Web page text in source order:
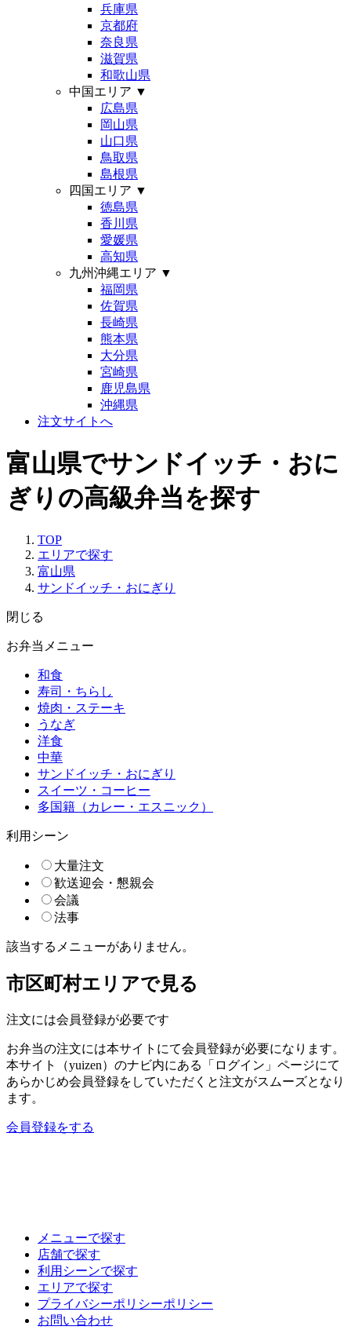
兵庫県
京都府
奈良県
滋賀県
和歌山県
中国エリア ▼
広島県
岡山県
山口県
鳥取県
島根県
四国エリア ▼
徳島県
香川県
愛媛県
高知県
九州沖縄エリア ▼
福岡県
佐賀県
長崎県
熊本県
大分県
宮崎県
鹿児島県
沖縄県
注文サイトへ
富山県でサンドイッチ・おに
ぎりの高級弁当を探す
TOP
エリアで探す
富山県
サンドイッチ・おにぎり
閉じる
お弁当メニュー
和食
寿司・ちらし
焼肉・ステーキ
うなぎ
洋食
中華
サンドイッチ・おにぎり
スイーツ・コーヒー
多国籍（カレー・エスニック）
利用シーン
大量注文
歓送迎会・懇親会
会議
法事
該当するメニューがありません。
市区町村エリアで見る
注文には会員登録が必要です
お弁当の注文には本サイトにて会員登録が必要になります。
本サイト（yuizen）のナビ内にある「ログイン」ページにて
あらかじめ会員登録をしていただくと注文がスムーズとなり
ます。
会員登録をする
メニューで探す
店舗で探す
利用シーンで探す
エリアで探す
プライバシーポリシーポリシー
お問い合わせ